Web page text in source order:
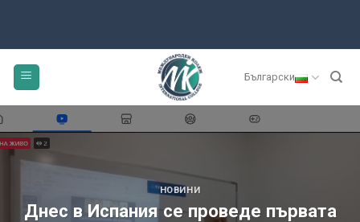
Български
НОВИНИ
Днес в Испания се проведе първата